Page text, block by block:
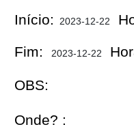
Início: 2023-12-22
Fim: 2023-12-22
OBS:
Onde? :